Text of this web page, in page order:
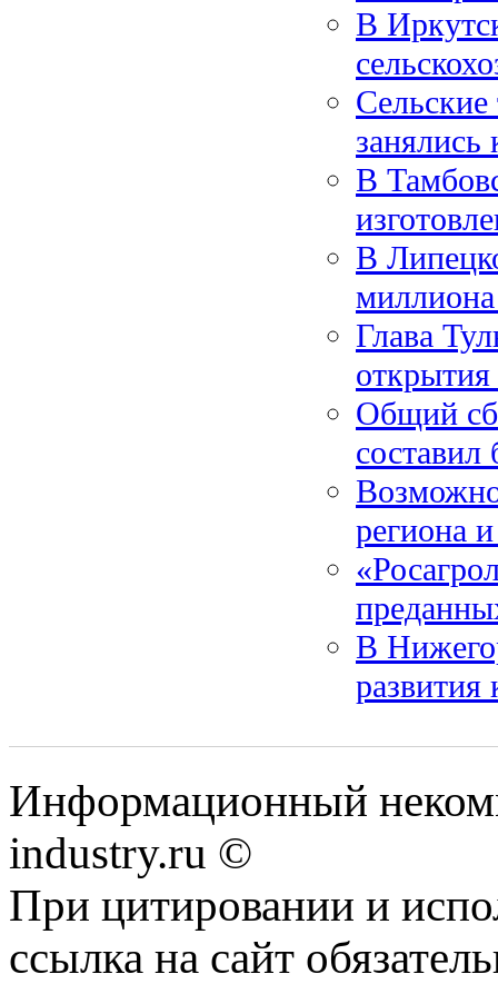
В
занялись
В
В
Глава
открытия
Общий
региона
В
развития
Информационный
industry.ru ©
При цитировании и
ссылка на сайт